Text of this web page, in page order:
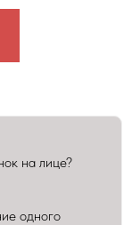
на лице?
одного